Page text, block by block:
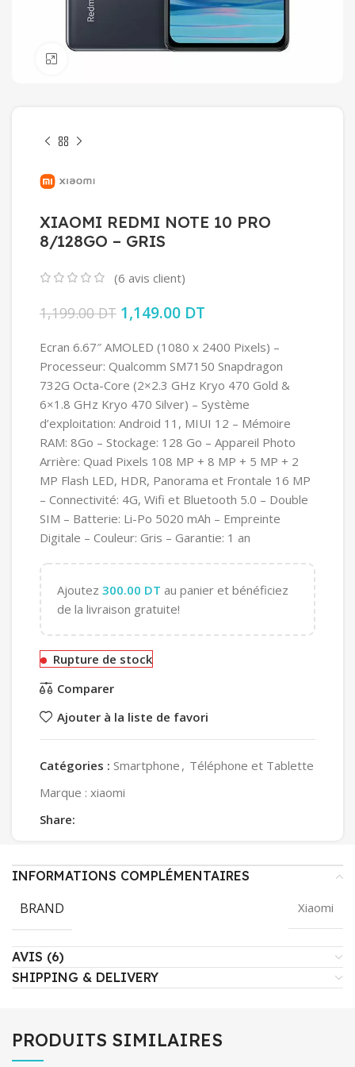
XIAOMI REDMI NOTE 10 PRO
8/128GO – GRIS
(6 avis client)
1,199.00DT Le prix initial était : 1,199.00 DT.
1,149.00 DT
Ecran 6.67″ AMOLED (1080 x 2400 Pixels) –
Processeur: Qualcomm SM7150 Snapdragon
732G Octa-Core (2×2.3 GHz Kryo 470 Gold &
6×1.8 GHz Kryo 470 Silver) – Système
d’exploitation: Android 11, MIUI 12 – Mémoire
RAM: 8Go – Stockage: 128 Go – Appareil Photo
Arrière: Quad Pixels 108 MP + 8 MP + 5 MP + 2
MP Flash LED, HDR, Panorama et Frontale 16 MP
– Connectivité: 4G, Wifi et Bluetooth 5.0 – Double
SIM – Batterie: Li-Po 5020 mAh – Empreinte
Digitale – Couleur: Gris – Garantie: 1 an
Ajoutez 300.00 DT au panier et bénéficiez
de la livraison gratuite!
Rupture de stock
Comparer
Ajouter à la liste de favori
Catégories : Smartphone , Téléphone et Tablette
Marque : xiaomi
Share:
INFORMATIONS COMPLÉMENTAIRES
BRAND Xiaomi
AVIS (6)
SHIPPING & DELIVERY
PRODUITS SIMILAIRES